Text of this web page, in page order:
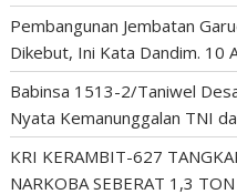
Pembangunan Jembatan
Dikebut, Ini Kata Dandim. 10
Babinsa 1513-2/Taniwel
Nyata Kemanunggalan TNI
KRI KERAMBIT-627
NARKOBA SEBERAT 1,3